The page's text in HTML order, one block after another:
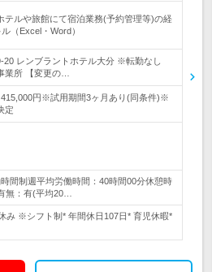
ルや旅館にて宿泊業務(予約管理等)の経
（Excel・Word）
20 レンブラントホテル大分 ※転勤なし
業所 【変更の…
415,000円※試用期間3ヶ月あり(同条件)※
定
間制週平均労働時間：40時間00分休憩時
無：有(平均20…
み ※シフト制* 年間休日107日* 育児休暇*